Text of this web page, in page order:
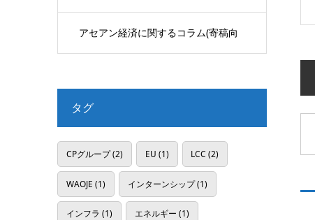
アセアン経済に関するコラム(寄稿向
タグ
CPグループ(2) EU (1) LCC (2)
WAOJE (1) インターンシップ(1)
インフラ (1) エネルギー (1)